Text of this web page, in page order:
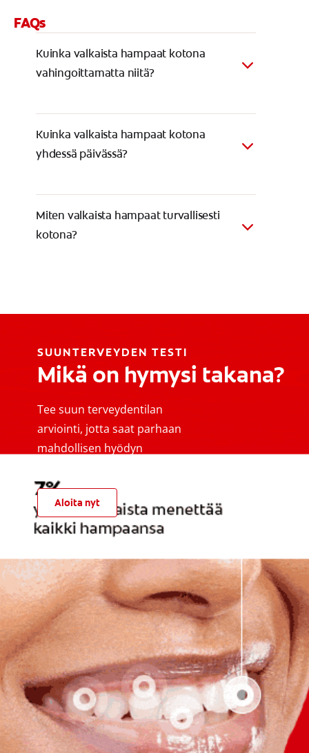
FAQs
Kuinka valkaista hampaat kotona
vahingoittamatta niitä?
Kuinka valkaista hampaat kotona
yhdessä päivässä?
Miten valkaista hampaat turvallisesti
kotona?
SUUNTERVEYDEN TESTI
Mikä on hymysi takana?
Tee suun terveydentilan
arviointi, jotta saat parhaan
mahdollisen hyödyn
Aloita nyt